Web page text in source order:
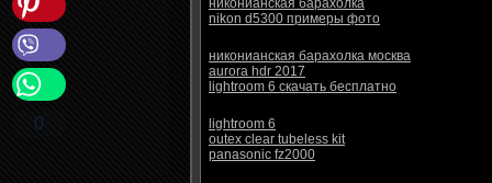
0
никонианская барахолка
nikon d5300 примеры фото
никонианская барахолка москва
aurora hdr 2017
lightroom 6 скачать бесплатно
lightroom 6
outex clear tubeless kit
panasonic fz2000